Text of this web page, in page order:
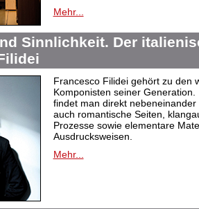
Mehr...
Sinnlichkeit. Der
Francesco Filidei gehört zu den
Komponisten seiner
findet man direkt
auch romantische Seiten,
Prozesse sowie elementare
Ausdrucksweisen.
Mehr...